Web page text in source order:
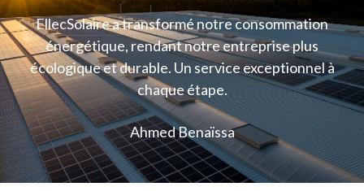
EllecSolaire a transformé notre consommation
énergétique, rendant notre entreprise plus
écologique et durable. Un service exceptionnel à
chaque étape.
Ahmed Benaïssa